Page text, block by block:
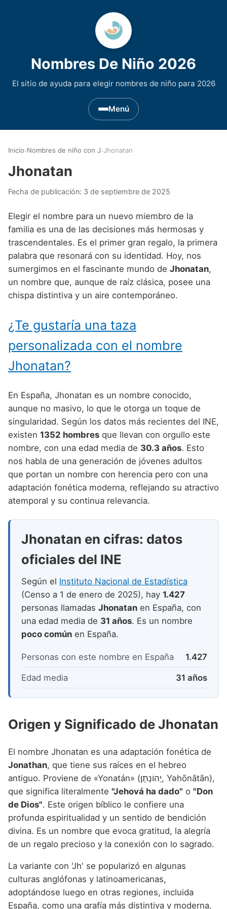
Nombres De Niño 2026
El sitio de ayuda para elegir nombres de niño para 2026
Menú
Nombres de niño que empiezan por D
Nombres de niño que empiezan por E
Nombres de niño que empiezan por F
Nombres de niño que empiezan por G
Nombres de niño que empiezan por H
Nombres de niño que empiezan por I
Nombres de niño que empiezan por J
Nombres de niño que empiezan por K
Nombres de niño que empiezan por M
Nombres de niño que empiezan por N
Nombres de niño que empiezan por O
Nombres de niño que empiezan por P
Nombres de niño que empiezan por Q
Nombres de niño que empiezan por R
Nombres de niño que empiezan por S
Nombres de niño que empiezan por T
Nombres de niño que empiezan por U
Nombres de niño que empiezan por V
Nombres de niño que empiezan por W
Nombres de niño que empiezan por X
Nombres de niño que empiezan por Y
Nombres de niño que empiezan por Z
Nombres de Niño Asturianos
Nombres de Niño Baleares
Nombres de Niño Cantabros
Nombres de Niño Castellanos
Nombres de Niño Catalanes
Nombres de Niño Extremeños
Nombres de Niño Gallegos
Nombres de Niño Murcianos
Nombres de Niño Navarros
Nombres de Niño Riojanos
Nombres de Niño Valencianos
Nombres de Niño Vascos
Nombres de Niño Celtas
Nombres de Niño Egipcios
Nombres de Niño Griegos
Nombres de Niño Mitologicos
Nombres de Niño Vikingos
Nombres de Niño Alemanes
Nombres de Niño Americanos
Nombres de Niño Arabes
Nombres de Niño Chinos
Nombres de Niño Hispanoamericanos
Nombres de Niño Ingleses
Nombres de Niño Italianos
Nombres de Niño Judíos
Nombres de Niño Marroquíes
Nombres de Niño Portugueses
Nombres de Niño Rumanos
Nombres de Niño Rusos
Nombres de Niño Suecos
Buscar
Inicio›Nombres de niño con J›Jhonatan
Jhonatan
Fecha de publicación: 3 de septiembre de 2025
Elegir el nombre para un nuevo miembro de la
familia es una de las decisiones más hermosas y
trascendentales. Es el primer gran regalo, la primera
palabra que resonará con su identidad. Hoy, nos
sumergimos en el fascinante mundo de Jhonatan,
un nombre que, aunque de raíz clásica, posee una
chispa distintiva y un aire contemporáneo.
¿Te gustaría una taza
personalizada con el nombre
Jhonatan?
En España, Jhonatan es un nombre conocido,
aunque no masivo, lo que le otorga un toque de
singularidad. Según los datos más recientes del INE,
existen 1352 hombres que llevan con orgullo este
nombre, con una edad media de 30.3 años. Esto
nos habla de una generación de jóvenes adultos
que portan un nombre con herencia pero con una
adaptación fonética moderna, reflejando su atractivo
atemporal y su continua relevancia.
Jhonatan en cifras: datos
oficiales del INE
Según el Instituto Nacional de Estadística
(Censo a 1 de enero de 2025), hay 1.427
personas llamadas Jhonatan en España, con
una edad media de 31 años. Es un nombre
poco común en España.
Personas con este nombre en España 1.427
Edad media 31 años
Origen y Significado de Jhonatan
El nombre Jhonatan es una adaptación fonética de
Jonathan, que tiene sus raíces en el hebreo
antiguo. Proviene de «Yonatán» (יְהוֹנָתָן‎, Yəhōnātān),
que significa literalmente "Jehová ha dado" o "Don
de Dios". Este origen bíblico le confiere una
profunda espiritualidad y un sentido de bendición
divina. Es un nombre que evoca gratitud, la alegría
de un regalo precioso y la conexión con lo sagrado.
La variante con 'Jh' se popularizó en algunas
culturas anglófonas y latinoamericanas,
adoptándose luego en otras regiones, incluida
España, como una grafía más distintiva y moderna,